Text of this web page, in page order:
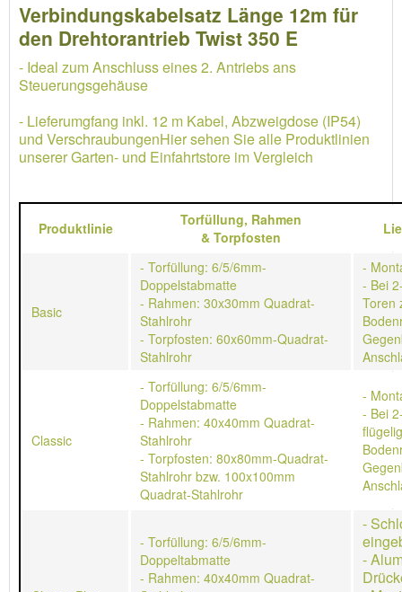
Verbindungskabelsatz Länge 12m für
den Drehtorantrieb Twist 350 E
- Ideal zum Anschluss eines 2. Antriebs ans
Steuerungsgehäuse
- Lieferumgfang inkl. 12 m Kabel, Abzweigdose (IP54)
und VerschraubungenHier sehen Sie alle Produktlinien
unserer Garten- und Einfahrtstore im Vergleich
Produktlinie Torfüllung, Rahmen
& Torpfosten
Basic
- Torfüllung: 6/5/6mm-
Doppelstabmatte
- Rahmen: 30x30mm Quadrat-
Stahlrohr
- Torpfosten: 60x60mm-Quadrat-
Stahlrohr
-
- Bei
Toren
Classic
- Torfüllung: 6/5/6mm-
Doppelstabmatte
- Rahmen: 40x40mm Quadrat-
Stahlrohr
- Torpfosten: 80x80mm-Quadrat-
Stahlrohr bzw. 100x100mm
Quadrat-Stahlrohr
-
- Bei
- Torfüllung: 6/5/6mm-
Doppeltabmatte
- Rahmen: 40x40mm Quadrat-
-
-